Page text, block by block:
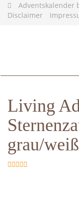
Skip
Adventskalender
Disclaimer
Living
grau/